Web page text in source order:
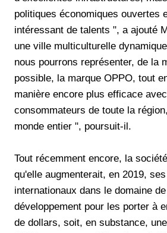
politiques économiques ouvertes
intéressant de talents ", a ajouté
une ville multiculturelle
nous pourrons représenter, de la
possible, la marque OPPO, tout
manière encore plus efficace
consommateurs de toute la
monde entier ", poursuit-il.
Tout récemment encore, la
qu'elle augmenterait, en 2019,
internationaux dans le domaine
développement pour les porter à
de dollars, soit, en substance,